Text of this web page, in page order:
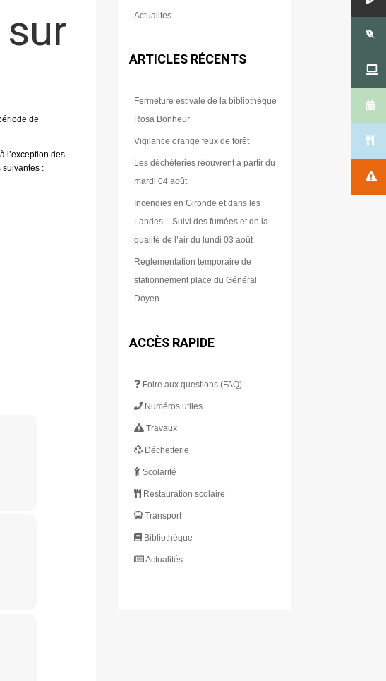
de
l’exception des
suivantes :
Actualites
ARTICLES RÉCENTS
Fermeture estivale de la bibliothèque
Rosa Bonheur
Vigilance orange feux de forêt
Les déchèteries réouvrent à partir du
mardi 04 août
Incendies en Gironde et dans les
Landes – Suivi des fumées et de la
qualité de l’air du lundi 03 août
Règlementation temporaire de
stationnement place du Général
Doyen
ACCÈS RAPIDE
Foire aux questions (FAQ)
Numéros utiles
Travaux
Déchetterie
Scolarité
Restauration scolaire
Transport
Bibliothèque
Actualités